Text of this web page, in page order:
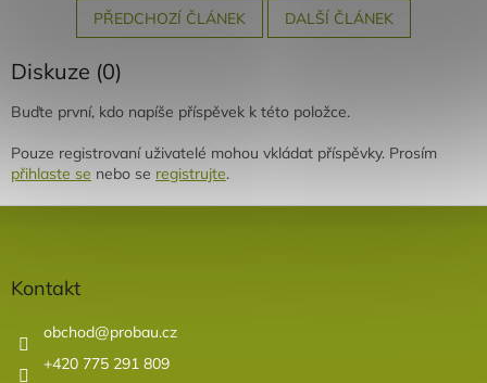
PŘEDCHOZÍ ČLÁNEK DALŠÍ ČLÁNEK
Diskuze (0)
Buďte první, kdo napíše příspěvek k této položce.
Pouze registrovaní uživatelé mohou vkládat příspěvky. Prosím
přihlaste se nebo se registrujte.
Z
Kontakt
obchod@probau.cz
+420 775 291 809